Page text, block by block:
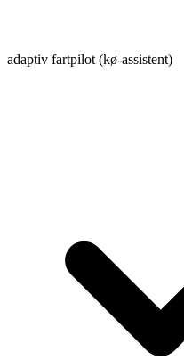
adaptiv fartpilot (kø-assistent)